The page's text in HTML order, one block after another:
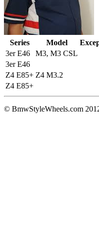
Series Model
3er E46
M3, M3 CSL
3er E46
Z4 E85+ Z4 M3.2
Z4 E85+
© BmwStyleWheels.com